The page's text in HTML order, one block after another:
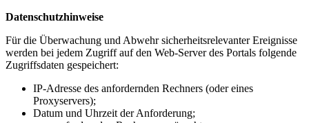
Datenschutzhinweise
Für die Überwachung und Abwehr sicherheitsrelevanter Ereignisse
werden bei jedem Zugriff auf den Web-Server des Portals folgende
Zugriffsdaten gespeichert:
IP-Adresse des anfordernden Rechners (oder eines
Proxyservers);
Datum und Uhrzeit der Anforderung;